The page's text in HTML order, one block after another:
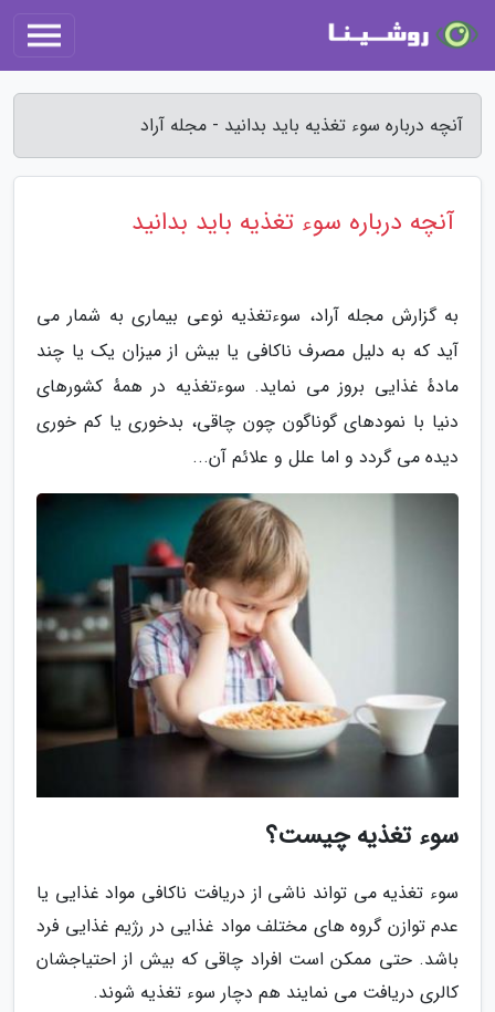
آنچه درباره سوء تغذیه باید بدانید - مجله آراد
آنچه درباره سوء تغذیه باید بدانید
به گزارش مجله آراد، سوءتغذیه نوعی بیماری به شمار می
آید که به دلیل مصرف ناکافی یا بیش از میزان یک یا چند
مادهٔ غذایی بروز می نماید. سوءتغذیه در همهٔ کشورهای
دنیا با نمودهای گوناگون چون چاقی، بدخوری یا کم خوری
دیده می گردد و اما علل و علائم آن...
سوء تغذیه چیست؟
سوء تغذیه می تواند ناشی از دریافت ناکافی مواد غذایی یا
عدم توازن گروه های مختلف مواد غذایی در رژیم غذایی فرد
باشد. حتی ممکن است افراد چاقی که بیش از احتیاجشان
کالری دریافت می نمایند هم دچار سوء تغذیه شوند.